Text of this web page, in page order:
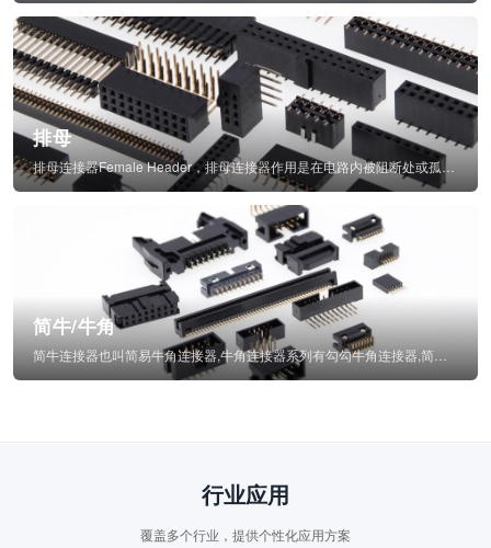
排母
排母连接器Female Header，排母连接器作用是在电路内被阻断处或孤立不通...
简牛/牛角
行业应用
覆盖多个行业，提供个性化应用方案